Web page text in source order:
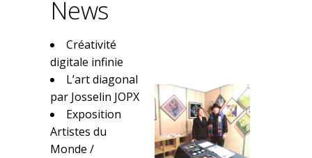
News
Créativité
digitale infinie
L’art diagonal
par Josselin JOPX
Exposition
Artistes du
Monde /